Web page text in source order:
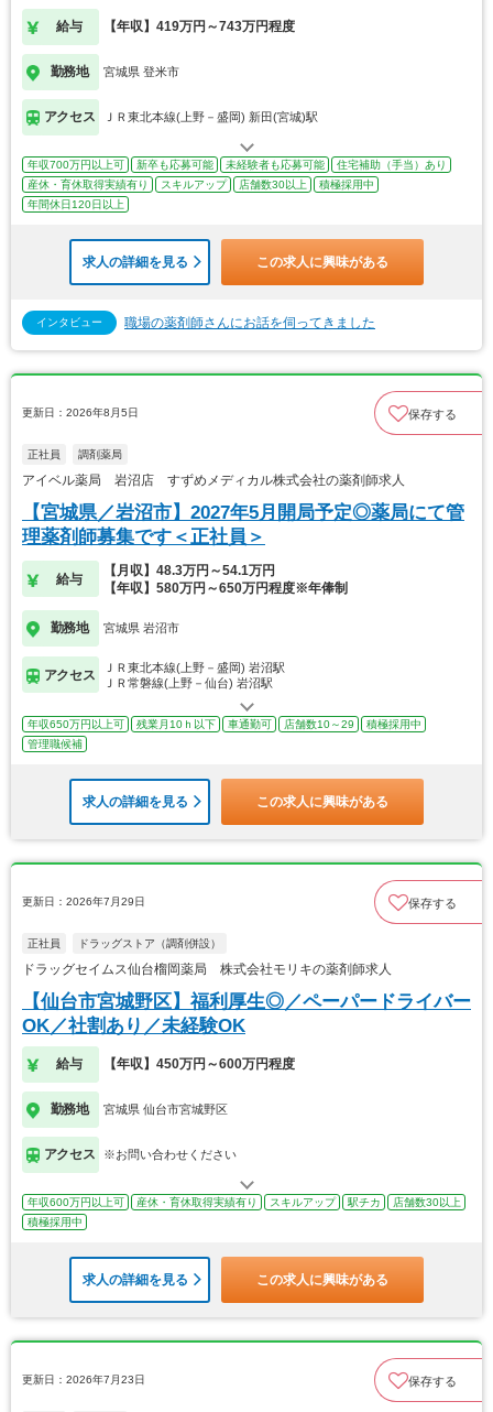
給与 【年収】419万円～743万円程度
勤務地 宮城県 登米市
アクセス ＪＲ東北本線(上野－盛岡) 新田(宮城)駅
年収700万円以上可 新卒も応募可能 未経験者も応募可能
住宅補助（手当）あり
産休・育休取得実績有り
スキルアップ 店舗数30以上
積極採用中
年間休日120日以上
求人の詳細を見る この求人に興味がある
インタビュー 職場の薬剤師さんにお話を伺ってきました
更新日：2026年8月5日 保存する
正社員 調剤薬局
アイベル薬局 岩沼店 すずめメディカル株式会社の薬剤師求人
【宮城県／岩沼市】2027年5月開局予定◎薬局にて管
理薬剤師募集です＜正社員＞
給与
【月収】48.3万円～54.1万円
【年収】580万円～650万円程度※年俸制
勤務地 宮城県 岩沼市
アクセス
ＪＲ東北本線(上野－盛岡) 岩沼駅
ＪＲ常磐線(上野－仙台) 岩沼駅
年収650万円以上可 残業月10ｈ以下 車通勤可 店舗数10～29
積極採用中
管理職候補
求人の詳細を見る この求人に興味がある
更新日：2026年7月29日 保存する
正社員 ドラッグストア（調剤併設）
ドラッグセイムス仙台榴岡薬局 株式会社モリキの薬剤師求人
【仙台市宮城野区】福利厚生◎／ペーパードライバー
OK／社割あり／未経験OK
給与 【年収】450万円～600万円程度
勤務地 宮城県 仙台市宮城野区
アクセス ※お問い合わせください
年収600万円以上可 産休・育休取得実績有り スキルアップ 駅チカ
店舗数30以上
積極採用中
求人の詳細を見る この求人に興味がある
更新日：2026年7月23日 保存する